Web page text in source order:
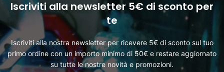
Iscriviti alla newsletter 5€ di sconto per
te
Iscriviti alla nostra newsletter per ricevere 5€ di sconto sul tuo
primo ordine con un importo minimo di 50€ e restare aggiornato
su tutte le nostre novità e promozioni.